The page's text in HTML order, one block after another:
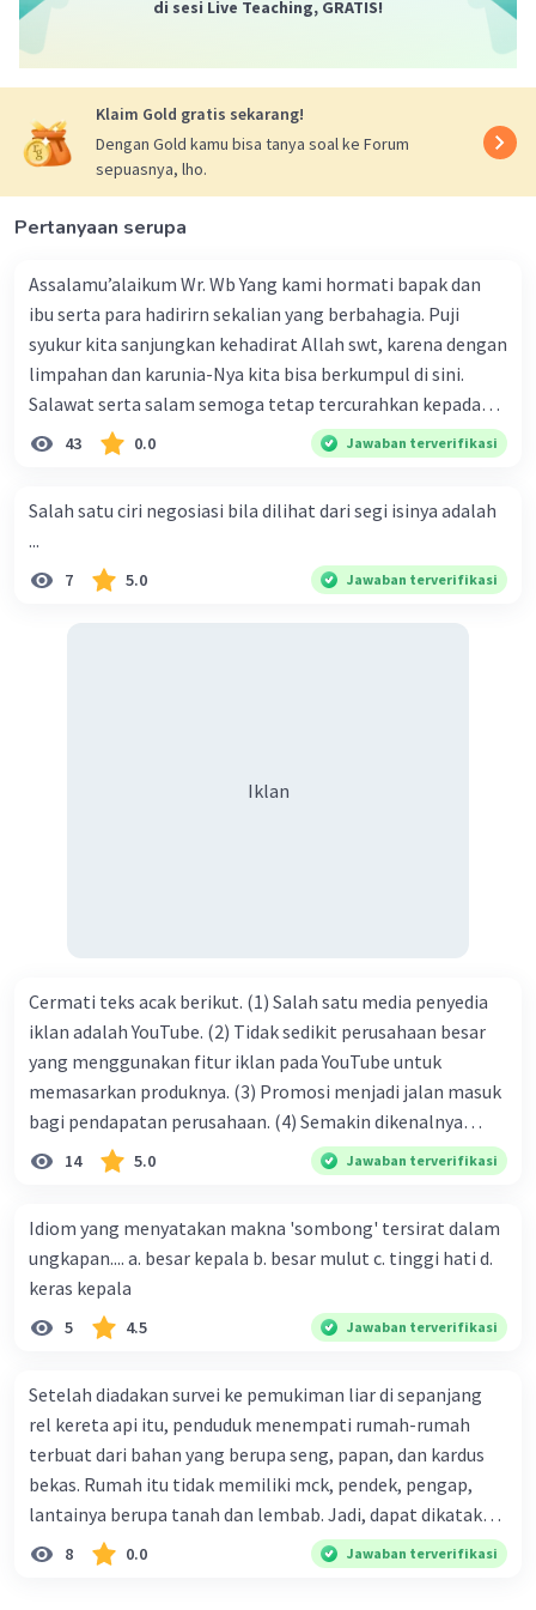
Iklan
di sesi Live Teaching, GRATIS!
Klaim Gold gratis sekarang!
Dengan Gold kamu bisa tanya soal ke Forum
sepuasnya, lho.
Pertanyaan serupa
Assalamu’alaikum Wr. Wb Yang kami hormati bapak dan
ibu serta para hadirirn sekalian yang berbahagia. Puji
syukur kita sanjungkan kehadirat Allah swt, karena dengan
limpahan dan karunia-Nya kita bisa berkumpul di sini.
Salawat serta salam semoga tetap tercurahkan kepada
junjungan Nabi besar Muhammad saw, karena beliau
menyiarkan agama yang haq, yakni agama islam, agama
ke dalam umat-Nya yang diberkahi. Amin ya rabbal alamin.
Hadirin sekalian yang berbahagia! Dirasa amat penting
sekali jiwa sosial untuk diterapkan di lingkungan keluarga,
limpahan karuniaNya kita bisa berkumpul di sini. Kalimat
43 0.0 Jawaban terverifikasi
Salah satu ciri negosiasi bila dilihat dari segi isinya adalah
...
7 5.0 Jawaban terverifikasi
Iklan
Cermati teks acak berikut. (1) Salah satu media penyedia
iklan adalah YouTube. (2) Tidak sedikit perusahaan besar
yang menggunakan fitur iklan pada YouTube untuk
memasarkan produknya. (3) Promosi menjadi jalan masuk
bagi pendapatan perusahaan. (4) Semakin dikenalnya
suatu produk oleh konsumen, semakin besar pula peluang
perusahaan kepada konsumen. Urutan yang tepat agar
menjadi teks eksposisi yang padu adalah .... A. (1)-(2)-(3)-
(4)-(5) B. (2)-(1)-(3)-(4)-(5) C. (3)-(1)-(2)-(5)-(4) D. (3)-(5)-
(4)-(1)-(2) E. (5)-(1)-(3)-(4)-(2)
14 5.0 Jawaban terverifikasi
Idiom yang menyatakan makna 'sombong' tersirat dalam
ungkapan.... a. besar kepala b. besar mulut c. tinggi hati d.
keras kepala
5 4.5 Jawaban terverifikasi
Setelah diadakan survei ke pemukiman liar di sepanjang
rel kereta api itu, penduduk menempati rumah-rumah
terbuat dari bahan yang berupa seng, papan, dan kardus
bekas. Rumah itu tidak memiliki mck, pendek, pengap,
lantainya berupa tanah dan lembab. Jadi, dapat dikatakan
bahwa tempat tinggal mereka tidak layak huni dan tidak
8 0.0 Jawaban terverifikasi